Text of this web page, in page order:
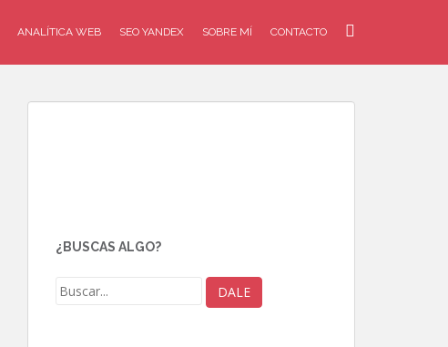
ANALÍTICA WEB SEO YANDEX SOBRE MÍ CONTACTO
¿BUSCAS ALGO?